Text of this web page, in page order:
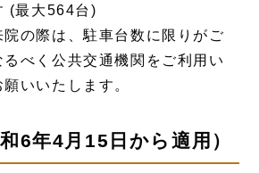
(最大564台)
院の際は、駐車台数に限りがご
べく公共交通機関をご利用い
いいたします。
6年4月15日から適用）